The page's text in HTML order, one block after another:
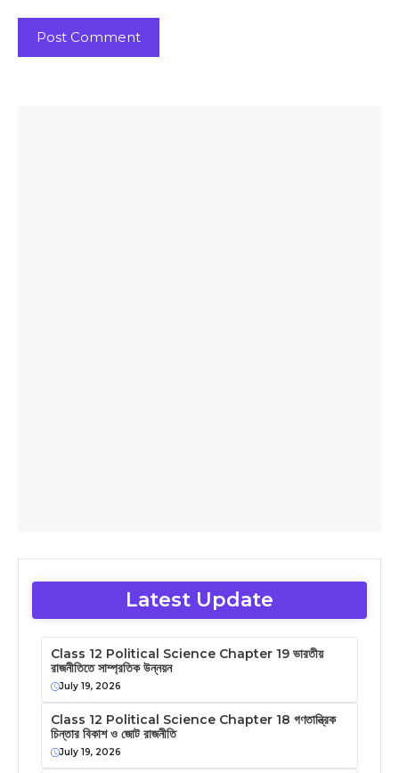
Latest Update
Class 12 Political Science Chapter 19 ভারতীয়
রাজনীতিতে সাম্প্রতিক উন্নয়ন
July 19, 2026
Class 12 Political Science Chapter 18 গণতান্ত্রিক
চিন্তার বিকাশ ও জোট রাজনীতি
July 19, 2026